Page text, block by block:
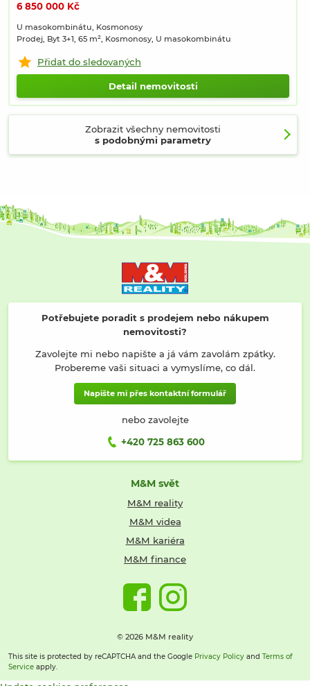
6 850 000 Kč
U masokombinátu, Kosmonosy
Prodej, Byt 3+1, 65 m², Kosmonosy, U masokombinátu
Přidat do sledovaných
Detail nemovitosti
Zobrazit všechny nemovitosti
s podobnými parametry
Potřebujete poradit s prodejem nebo nákupem
nemovitosti?
Zavolejte mi nebo napište a já vám zavolám zpátky.
Probereme vaši situaci a vymyslíme, co dál.
Napište mi přes kontaktní formulář
nebo zavolejte
+420 725 863 600
M&M svět
M&M reality
M&M videa
M&M kariéra
M&M finance
© 2026 M&M reality
This site is protected by reCAPTCHA and the Google Privacy Policy and Terms of
Service apply.